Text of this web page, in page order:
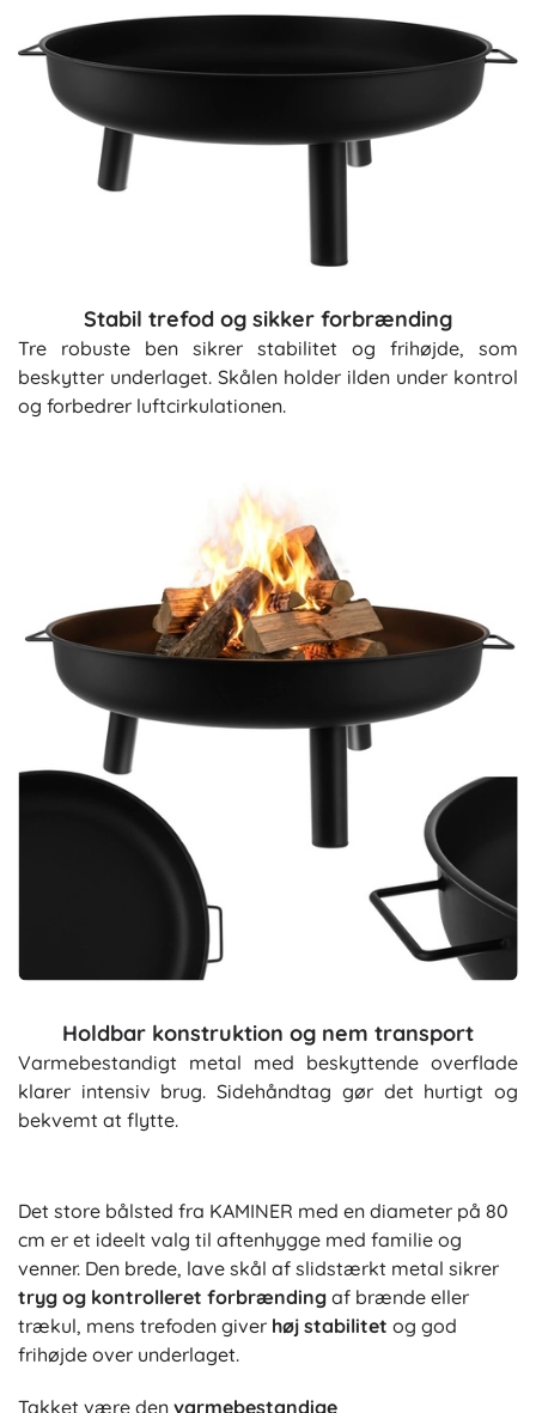
Stabil trefod og sikker forbrænding
Tre robuste ben sikrer stabilitet og frihøjde, som
beskytter underlaget. Skålen holder ilden under kontrol
og forbedrer luftcirkulationen.
Holdbar konstruktion og nem transport
Varmebestandigt metal med beskyttende overflade
klarer intensiv brug. Sidehåndtag gør det hurtigt og
bekvemt at flytte.
Det store bålsted fra KAMINER med en diameter på 80
cm er et ideelt valg til aftenhygge med familie og
venner. Den brede, lave skål af slidstærkt metal sikrer
tryg og kontrolleret forbrænding af brænde eller
trækul, mens trefoden giver høj stabilitet og god
frihøjde over underlaget.
Takket være den varmebestandige